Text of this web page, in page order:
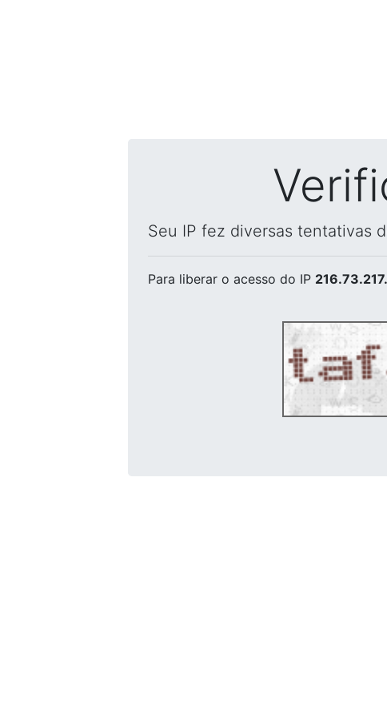
Seu IP fez diversas tentativas
Para liberar o acesso do IP